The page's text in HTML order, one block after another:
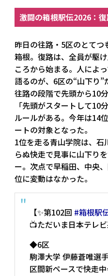
激闘の箱根駅伝2026：
昨日の往路・5区のとてつ
箱根。復路は、全員が駆
ころから始まる。人によ
語るのが、6区の“山下り”
往路の段階で先頭から10
「先頭がスタートして10
ルールがある。今年は14
ートの対象となった。
1位を走る青山学院は、
らぬ快走で見事に山下り
ー。次点で早稲田、中央
位に変動はなかった。
【✨第102回 #箱根駅
📺ただいま日本テレ
◆6区
駒澤大学 伊藤蒼唯選
区間新ペースで快走